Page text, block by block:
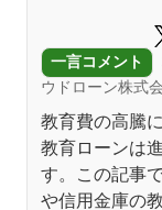
一言コメント
ウドローン株式
教育費の高騰
教育ローンは
す。この記事
や信用金庫の